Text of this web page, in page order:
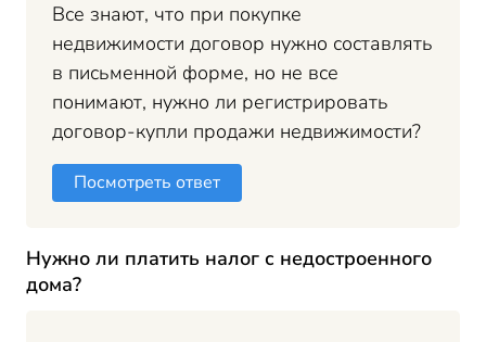
Все знают, что при покупке
недвижимости договор нужно составлять
в письменной форме, но не все
понимают, нужно ли регистрировать
договор-купли продажи недвижимости?
Посмотреть ответ
Нужно ли платить налог с недостроенного
дома?